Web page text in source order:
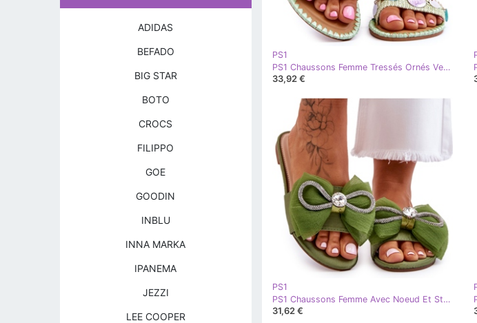
PS1
PS1 Chaussons Femme Tressés Ornés Vert Millano
33,92 €
PS1
PS1 Chaussons Femme Avec Noeud Et Strass Vert Jolene
31,62 €
ADIDAS
BEFADO
BIG STAR
BOTO
CROCS
FILIPPO
GOE
GOODIN
INBLU
INNA MARKA
IPANEMA
JEZZI
LEE COOPER